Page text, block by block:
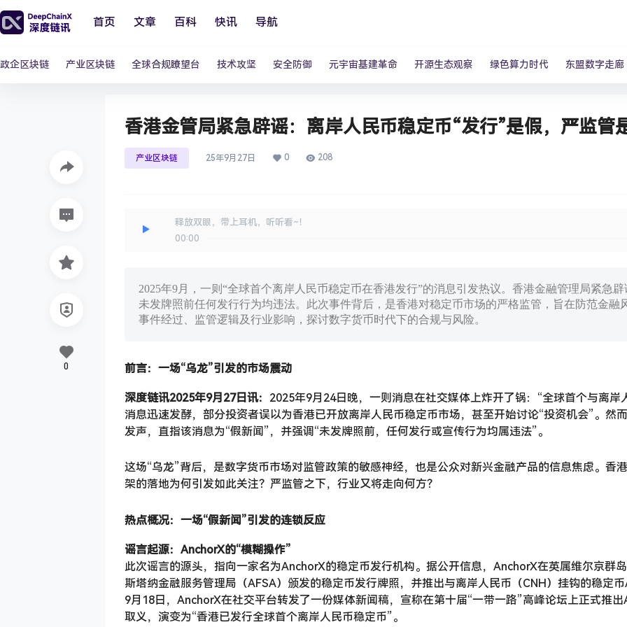
首页 文章 百科 快讯 导航
政企区块链 产业区块链 全球合规瞭望台 技术攻坚 安全防御 元宇宙基建革命 开源生态观察 绿色算力时代 东盟数字走廊
香港金管局紧急辟谣：离岸人民币稳定币“发行”是假，严监管
产业区块链 25年9月27日 0 208
释放双眼，带上耳机，听听看~！
00:00
2025年9月，一则“全球首个离岸人民币稳定币在香港发行”的消息引发热议。香港金融管理局紧急
未发牌照前任何发行行为均违法。此次事件背后，是香港对稳定币市场的严格监管，旨在防范金融
事件经过、监管逻辑及行业影响，探讨数字货币时代下的合规与风险。
前言：一场“乌龙”引发的市场震动
深度链讯2025年9月27日讯： 2025年9月24日晚，一则消息在社交媒体上炸开了锅：“全球首个与离
消息迅速发酵，部分投资者误以为香港已开放离岸人民币稳定币市场，甚至开始讨论“投资机会”。然
发声，直指该消息为“假新闻”，并强调“未发牌照前，任何发行或宣传行为均属违法”。
这场“乌龙”背后，是数字货币市场对监管政策的敏感神经，也是公众对新兴金融产品的信息焦虑。香
架的落地为何引发如此关注？严监管之下，行业又将走向何方？
热点概况：一场“假新闻”引发的连锁反应
谣言起源：AnchorX的“模糊操作”
此次谣言的源头，指向一家名为AnchorX的稳定币发行机构。据公开信息，AnchorX在英属维尔京群
斯塔纳金融服务管理局（AFSA）颁发的稳定币发行牌照，并推出与离岸人民币（CNH）挂钩的稳定
9月18日，AnchorX在社交平台转发了一份媒体新闻稿，宣称在第十届“一带一路”高峰论坛上正式推
取义，演变为“香港已发行全球首个离岸人民币稳定币”。
0